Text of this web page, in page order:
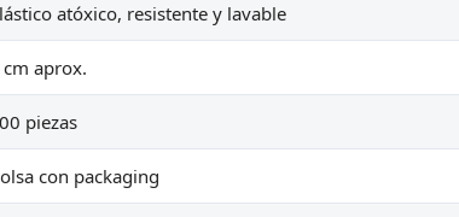
atóxico, resistente y lavable
aprox.
piezas
con packaging